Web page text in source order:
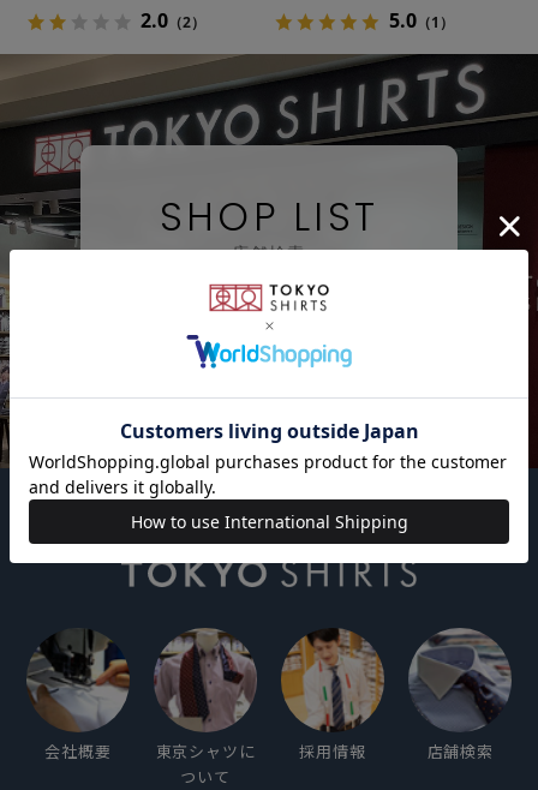
2.0（2） 5.0 （1）
SHOP LIST
店舗検索
検索する
会社概要
東京シャツに
ついて
採用情報 店舗検索